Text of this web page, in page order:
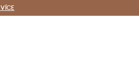
VÍCE